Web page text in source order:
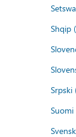
Shqip
Srpski
Suomi